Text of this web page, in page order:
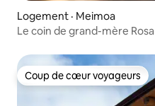
Logement · Meimoa
Le coin de grand-mère Rosa
Coup de cœur voyageurs
Coup de cœur voyageurs